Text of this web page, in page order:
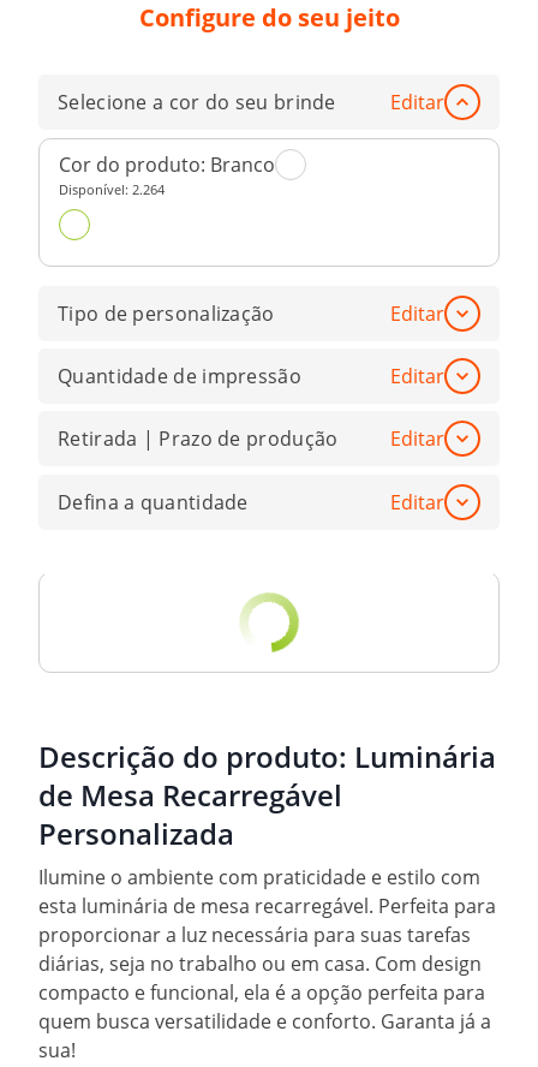
Configure do seu jeito
Selecione a cor do seu brinde Editar
Cor do produto: Branco
Disponível: 2.264
Tipo de personalização Editar
Quantidade de impressão Editar
Retirada | Prazo de produção Editar
Defina a quantidade Editar
Descrição do produto: Luminária
de Mesa Recarregável
Personalizada
Ilumine o ambiente com praticidade e estilo com
esta luminária de mesa recarregável. Perfeita para
proporcionar a luz necessária para suas tarefas
diárias, seja no trabalho ou em casa. Com design
compacto e funcional, ela é a opção perfeita para
quem busca versatilidade e conforto. Garanta já a
sua!